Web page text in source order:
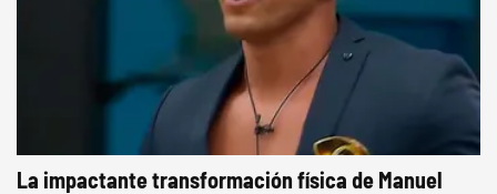
La impactante transformación física de Manuel